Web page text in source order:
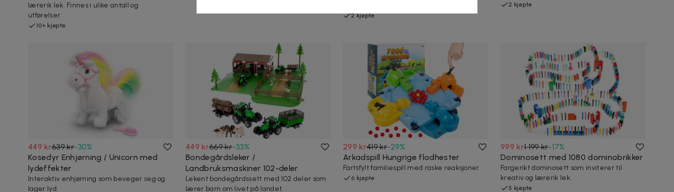
lærerik lek. Finnes i ulike antall og
utførelser.
10+ kjøpte
2 kjøpte
2 kjøpte
449 kr639 kr-30%
Kosedyr Enhjørning / Unicorn med
lydeffekter
Interaktiv enhjørning som beveger seg og
lager lyd.
449 kr669 kr-33%
Bondegårdsleker /
Landbruksmaskiner 102-deler
Lekent bondegårdssett med 102 deler som
lærer barn om livet på landet.
299 kr419 kr-29%
Arkadspill Hungrige flodhester
Fartsfylt familiespill med raske reaksjoner.
6 kjøpte
999 kr1 199 kr-17%
Dominosett med 1080 dominobrikker
Fargerikt dominosett som inviterer til
kreativ og lærerik lek.
5 kjøpte